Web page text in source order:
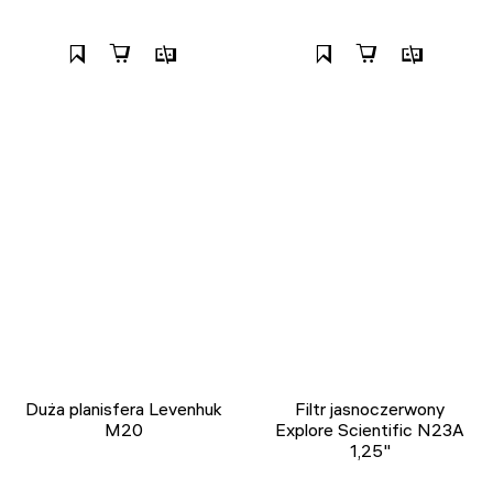
Duża planisfera Levenhuk
M20
Filtr jasnoczerwony
Explore Scientific N23A
1,25"